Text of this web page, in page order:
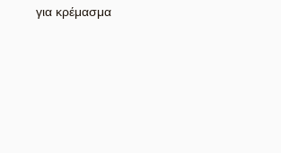
για κρέμασμα